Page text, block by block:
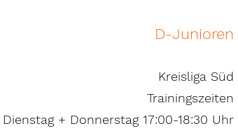
D-Junioren
Kreisliga Süd
Trainingszeiten
Dienstag + Donnerstag 17:00-18:30 Uhr